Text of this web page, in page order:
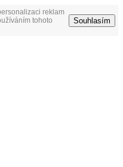
reklam
tohoto
Souhlasím